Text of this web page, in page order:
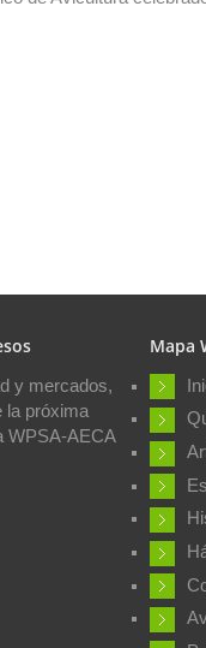
y mercados,
la próxima
WPSA-AECA
Mapa